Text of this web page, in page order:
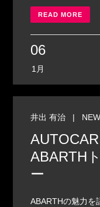
READ MORE
06
1月
井出 有治 |
ABARTH
ー
ABARTHの魅力を